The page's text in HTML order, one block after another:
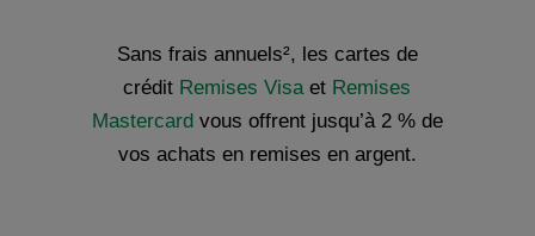
Sans frais annuels², les cartes de
crédit Remises Visa et Remises
Mastercardvous offrent jusqu’à 2 % de
vos achats en remises en argent.